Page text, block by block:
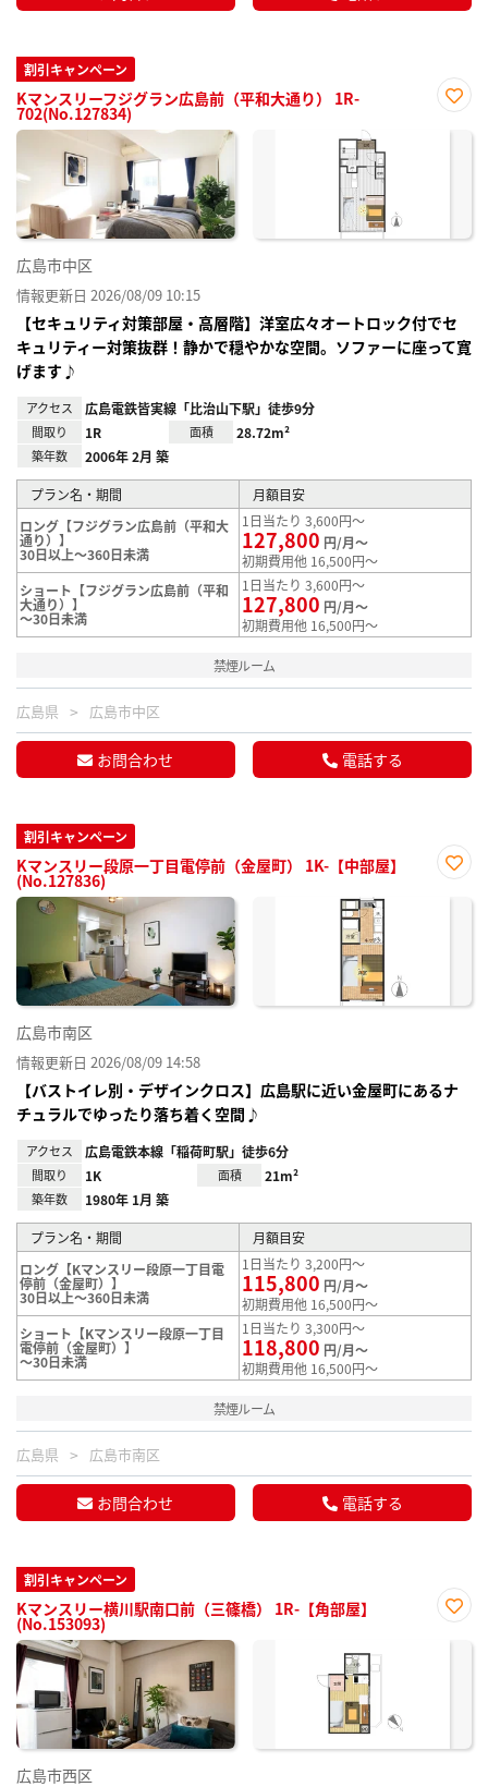
割引キャンペーン
Kマンスリーフジグラン広島前（平和大通り） 1R-
702(No.127834)
に入
広島市中区
情報更新日 2026/08/09 10:15
【セキュリティ対策部屋・高層階】洋室広々オートロック付でセ
キュリティー対策抜群！静かで穏やかな空間。ソファーに座って寛
げます♪
アクセス 広島電鉄皆実線「比治山下駅」徒歩9分
間取り 1R 面積 28.72m²
築年数 2006年 2月 築
プラン名・期間
月額目安
ロング【フジグラン広島前（平和大
通り）】
30日以上～360日未満
1日当たり 3,600円～
127,800 円/月～
初期費用他 16,500円～
ショート【フジグラン広島前（平和
大通り）】
～30日未満
1日当たり 3,600円～
127,800 円/月～
初期費用他 16,500円～
禁煙ルーム
広島県 広島市中区
お問合わせ 電話する
割引キャンペーン
Kマンスリー段原一丁目電停前（金屋町） 1K-【中部屋】
(No.127836)
に入
広島市南区
情報更新日 2026/08/09 14:58
【バストイレ別・デザインクロス】広島駅に近い金屋町にあるナ
チュラルでゆったり落ち着く空間♪
アクセス 広島電鉄本線「稲荷町駅」徒歩6分
間取り 1K 面積 21m²
築年数 1980年 1月 築
プラン名・期間
月額目安
ロング【Kマンスリー段原一丁目電
停前（金屋町）】
30日以上～360日未満
1日当たり 3,200円～
115,800 円/月～
初期費用他 16,500円～
ショート【Kマンスリー段原一丁目
電停前（金屋町）】
～30日未満
1日当たり 3,300円～
118,800 円/月～
初期費用他 16,500円～
禁煙ルーム
広島県 広島市南区
お問合わせ 電話する
割引キャンペーン
Kマンスリー横川駅南口前（三篠橋） 1R-【角部屋】
(No.153093)
に入
広島市西区